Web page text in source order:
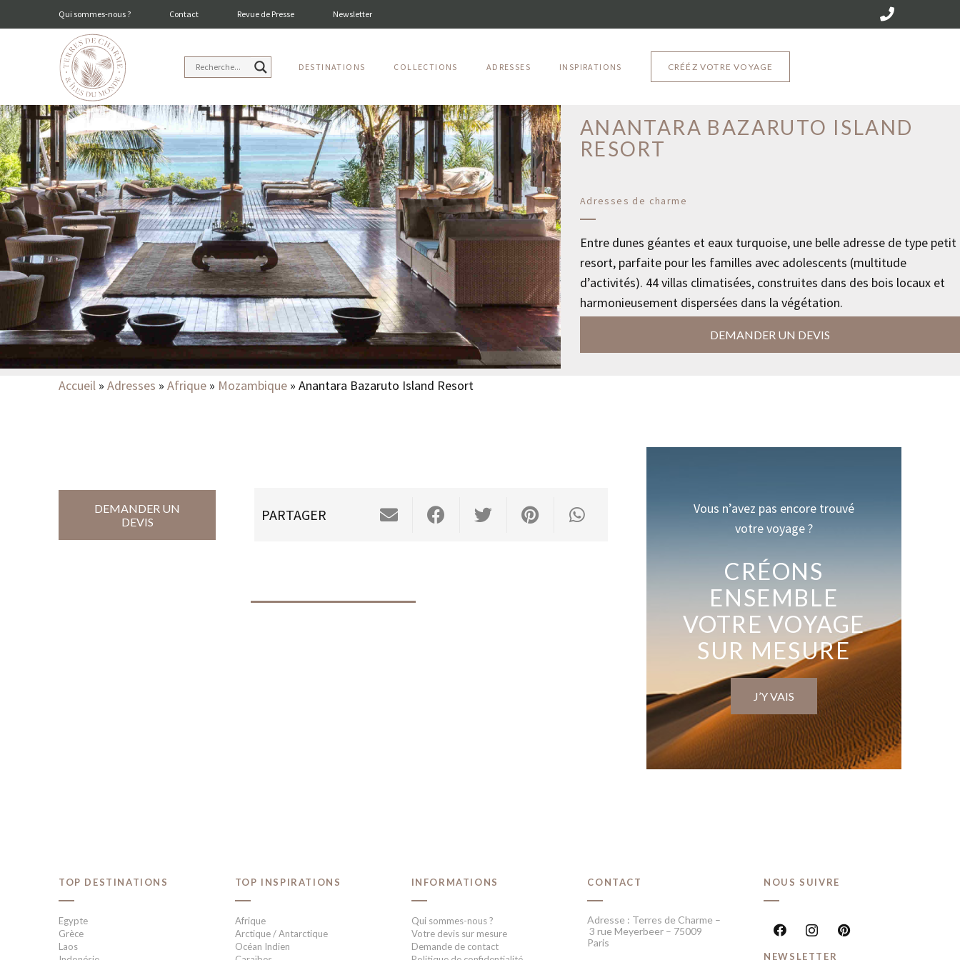
Qui sommes-nous ? Contact Revue de Presse Newsletter
DESTINATIONS COLLECTIONS ADRESSES INSPIRATIONS CRÉÉZ VOTRE VOYAGE
Île de Bazaruto - Archipel de Bazaruto
ANANTARA BAZARUTO ISLAND
RESORT
Adresses de charme
Entre dunes géantes et eaux turquoise, une belle adresse de type petit
resort, parfaite pour les familles avec adolescents (multitude
d’activités). 44 villas climatisées, construites dans des bois locaux et
harmonieusement dispersées dans la végétation.
DEMANDER UN DEVIS
Accueil » Adresses » Afrique » Mozambique » Anantara Bazaruto Island Resort
DEMANDER UN
DEVIS
PARTAGER
Vous n’avez pas encore trouvé
votre voyage ?
CRÉONS
ENSEMBLE
VOTRE VOYAGE
SUR MESURE
J’Y VAIS
TOP DESTINATIONS
Egypte
Grèce
Laos
TOP INSPIRATIONS
Afrique
Arctique / Antarctique
Océan Indien
INFORMATIONS
Qui sommes-nous ?
Votre devis sur mesure
Demande de contact
CONTACT
Adresse : Terres de Charme –
3 rue Meyerbeer – 75009
Paris
NOUS SUIVRE
NEWSLETTER